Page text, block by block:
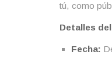
tú, como
Detalles
Fecha: